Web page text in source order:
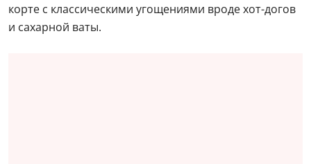
корте с классическими угощениями вроде хот-догов
и сахарной ваты.